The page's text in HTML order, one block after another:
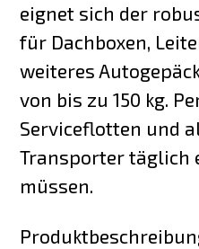
eignet sich der
für Dachboxen,
weiteres
von bis zu 150 kg.
Serviceflotten und
Transporter täglich
müssen.